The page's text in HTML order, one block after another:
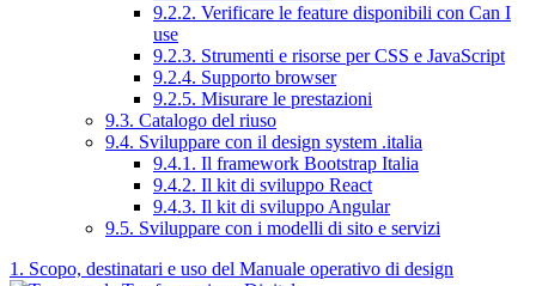
9.2.2. Verificare le feature disponibili con Can I
use
9.2.3. Strumenti e risorse per CSS e JavaScript
9.2.4. Supporto browser
9.2.5. Misurare le prestazioni
9.3. Catalogo del riuso
9.4. Sviluppare con il design system .italia
9.4.1. Il framework Bootstrap Italia
9.4.2. Il kit di sviluppo React
9.4.3. Il kit di sviluppo Angular
9.5. Sviluppare con i modelli di sito e servizi
1. Scopo, destinatari e uso del Manuale operativo di design